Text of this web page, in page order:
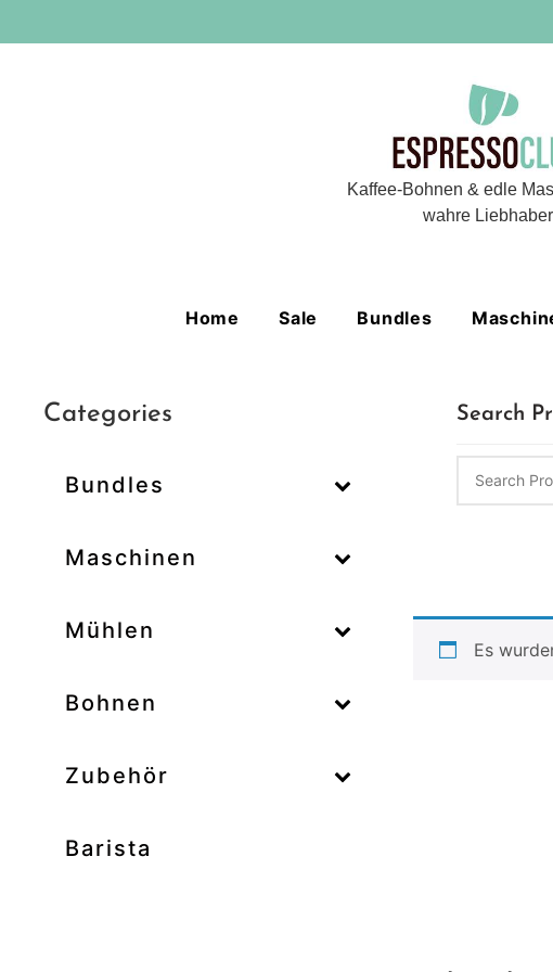
Kaffee-Bohnen & edle
wahre Liebhaber
Home Sale Bundles
Categories
Bundles
Maschinen
–
Mühlen
–
Bohnen
–
Zubehör
Barista
Search
Es